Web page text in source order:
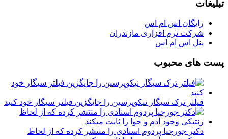
تبلیغات
رایگان اس ام اس
شرکت نرم افزاری مازندران
پنل اس ام اس
پست های محبوب
فیلتر ترک سیگار نیکوپرسین را جایگزین فیلتر سیگار خود کنید
دکتر جورجیا پردوم اسنادی را منتشر کرده که از لحاظ